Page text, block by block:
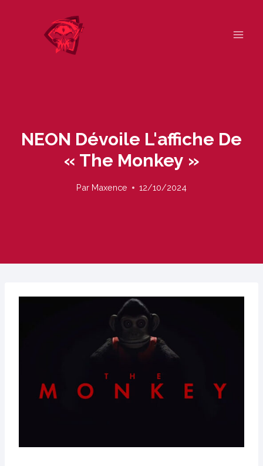
NEON Dévoile L'affiche De
« The Monkey »
Par Maxence 12/10/2024